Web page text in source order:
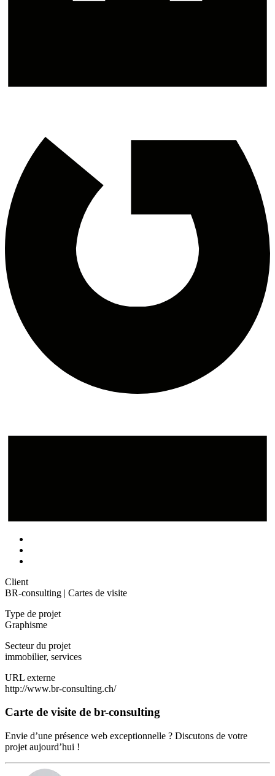
Client
BR-consulting | Cartes de visite
Type de projet
Graphisme
Secteur du projet
immobilier, services
URL externe
http://www.br-consulting.ch/
Carte de visite de br-consulting
Envie d’une présence web exceptionnelle ? Discutons de votre
projet aujourd’hui !